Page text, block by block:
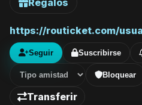
Regalos
https://routicket.com/
Seguir Suscribirse
Bloquear
Transferir